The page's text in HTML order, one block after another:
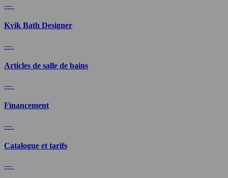
—
Kvik Bath Designer
—
Articles de salle de bains
—
Financement
—
Catalogue et tarifs
—